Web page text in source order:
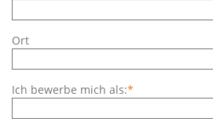
Ort
Pflichtfeld
Ich bewerbe mich als:*